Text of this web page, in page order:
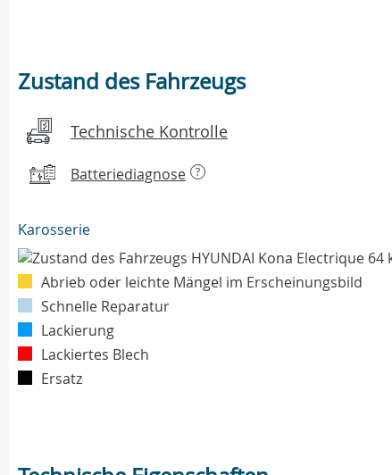
Zustand des Fahrzeugs
Technische Kontrolle
Batteriediagnose ?
Karosserie
Abrieb oder leichte Mängel im Erscheinungsbild
Schnelle Reparatur
Lackierung
Lackiertes Blech
Ersatz